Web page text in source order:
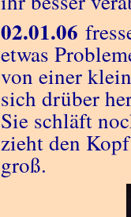
02.01.06
etwas
von einer
sich drüber
Sie schläft
zieht den
groß.